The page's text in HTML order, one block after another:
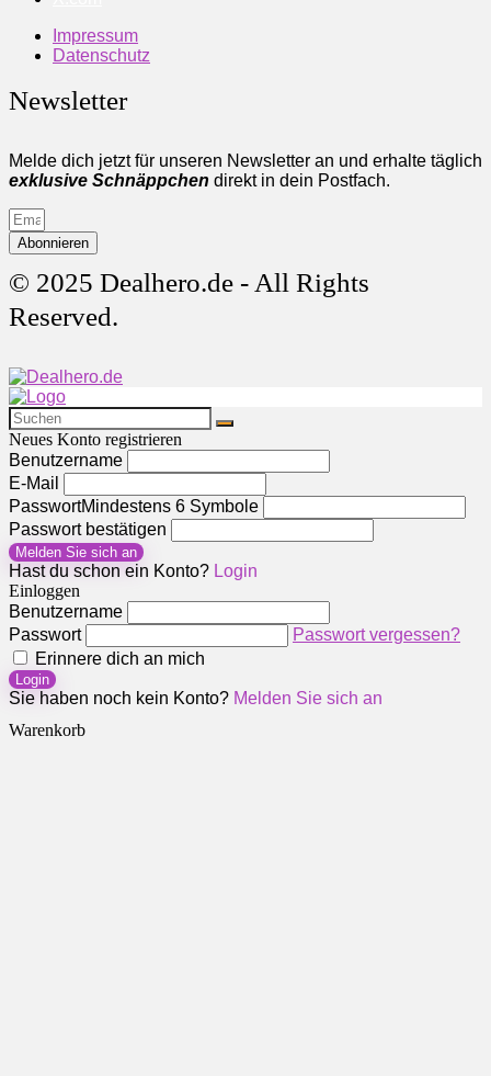
Impressum
Datenschutz
Newsletter
Melde dich jetzt für unseren Newsletter an und erhalte täglich
exklusive Schnäppchen direkt in dein Postfach.
Abonnieren
© 2025 Dealhero.de - All Rights
Reserved.
Neues Konto registrieren
Benutzername
E-Mail
PasswortMindestens 6 Symbole
Passwort bestätigen
Melden Sie sich an
Hast du schon ein Konto? Login
Einloggen
Benutzername
Passwort
Passwort vergessen?
Erinnere dich an mich
Login
Sie haben noch kein Konto? Melden Sie sich an
Warenkorb